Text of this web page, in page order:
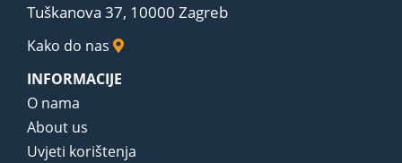
Tuškanova 37, 10000 Zagreb
Kako do nas
INFORMACIJE
O nama
About us
Uvjeti korištenja